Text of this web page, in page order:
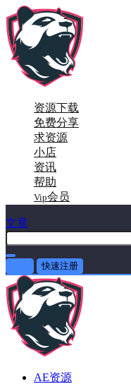
资源下载
免费分享
求资源
小店
资讯
帮助
Vip会员
文章
快速注册
AE资源